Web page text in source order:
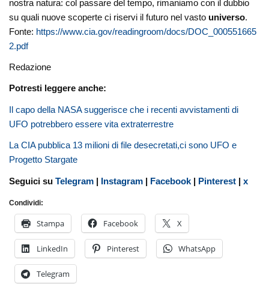
nostra natura: col passare del tempo, rimaniamo con il dubbio
su quali nuove scoperte ci riservi il futuro nel vasto universo.
Fonte: https://www.cia.gov/readingroom/docs/DOC_000551665
2.pdf
Redazione
Potresti leggere anche:
Il capo della NASA suggerisce che i recenti avvistamenti di
UFO potrebbero essere vita extraterrestre
La CIA pubblica 13 milioni di file desecretati,ci sono UFO e
Progetto Stargate
Seguici suTelegram | Instagram | Facebook | Pinterest |x
Condividi:
Stampa Facebook X
LinkedIn Pinterest WhatsApp
Telegram